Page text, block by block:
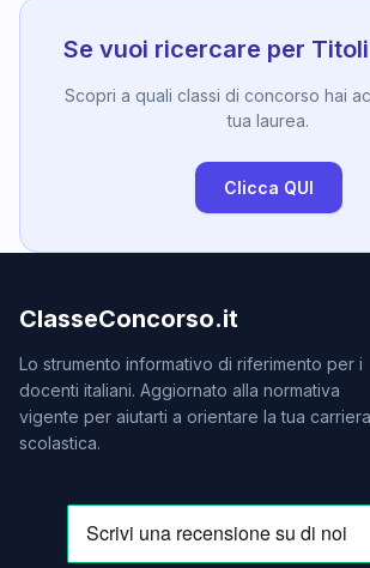
Se vuoi ricercare per
Scopri a quali classi di concorso hai
tua laurea.
Clicca QUI
ClasseConcorso.it
Lo strumento informativo di riferimento per i
docenti italiani. Aggiornato alla normativa
vigente per aiutarti a orientare la tua carriera
scolastica.